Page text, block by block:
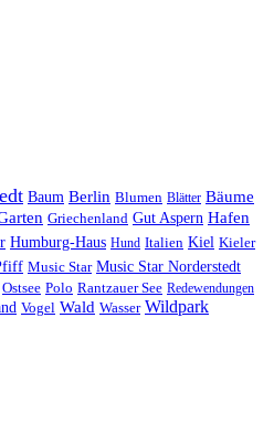
Baum Berlin Blumen Blätter Bäume
Griechenland Gut Aspern Hafen
Humburg-Haus Hund Italien Kiel Kieler
Music Star Music Star Norderstedt
Ostsee Polo Rantzauer See Redewendungen
Vogel Wald Wasser Wildpark